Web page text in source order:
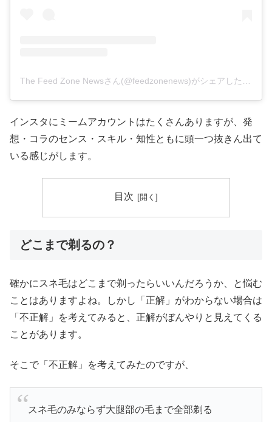
インスタにミームアカウントはたくさんありますが、発
想・コラのセンス・スキル・知性ともに頭一つ抜きん出て
いる感じがします。
目次
どこまで剃るの？
確かにスネ毛はどこまで剃ったらいいんだろうか、と悩む
ことはありますよね。しかし「正解」がわからない場合は
「不正解」を考えてみると、正解がぼんやりと見えてくる
ことがあります。
そこで「不正解」を考えてみたのですが、
スネ毛のみならず大腿部の毛まで全部剃る